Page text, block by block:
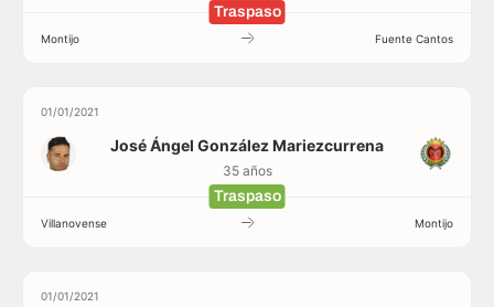
Traspaso
Montijo Fuente Cantos
01/01/2021
José Ángel González Mariezcurrena
35 años
Traspaso
Villanovense Montijo
01/01/2021